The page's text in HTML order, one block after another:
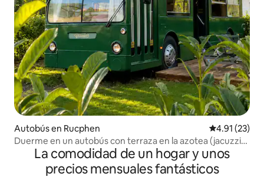
Autobús en Rucphen Calificación
4.91 (23)
Duerme en un autobús con terraza en la azotea (jacuzzi
opcional)La comodidad de un hogar y unos
precios mensuales fantásticos